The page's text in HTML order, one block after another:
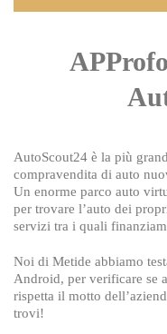
AutoScout24 è la più
compravendita di auto
Un enorme parco auto
per trovare l’auto dei
servizi tra i quali
Noi di Metide abbiamo
Android, per verificare se
rispetta il motto
trovi!